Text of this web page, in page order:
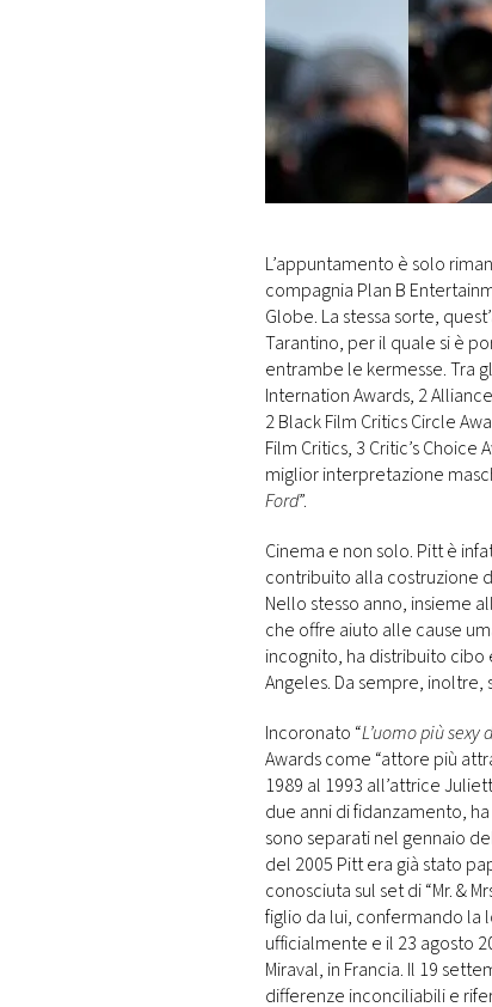
L’appuntamento è solo
compagnia Plan B
Globe. La stessa sorte,
Tarantino, per il quale si è
entrambe le kermesse. Tra
Internation Awards, 2
2 Black Film Critics Circle
Film Critics, 3 Critic’s
miglior interpretazione
Ford”.
Cinema e non solo. Pitt è
contribuito alla costruzione
Nello stesso anno, insieme
che offre aiuto alle cause
incognito, ha distribuito cibo
Angeles. Da sempre,
Incoronato “L’uomo più sexy
Awards come “attore più
1989 al 1993 all’attrice
due anni di fidanzamento,
sono separati nel gennaio
del 2005 Pitt era già stato
conosciuta sul set di “Mr. &
figlio da lui, confermando la
ufficialmente e il 23 agosto
Miraval, in Francia. Il 19
differenze inconciliabili e